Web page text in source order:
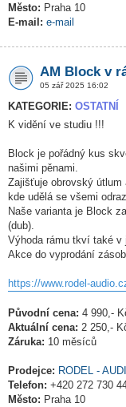
Město: Praha 10
E-mail: e-mail
AM Block v
05 zář 2025 16:02
KATEGORIE: OSTATNÍ
K vidění ve studiu !!!
Block je pořádný kus
našimi pěnami.
Zajišťuje obrovský
kde udělá se všemi
Naše varianta je Block
(dub).
Výhoda rámu tkví také v
Akce do vyprodání
https://www.rodel-
Původní cena: 4 990,-
Aktuální cena: 2 250,-
Záruka: 10 měsíců
Prodejce: RODEL -
Telefon: +420 272 730
Město: Praha 10